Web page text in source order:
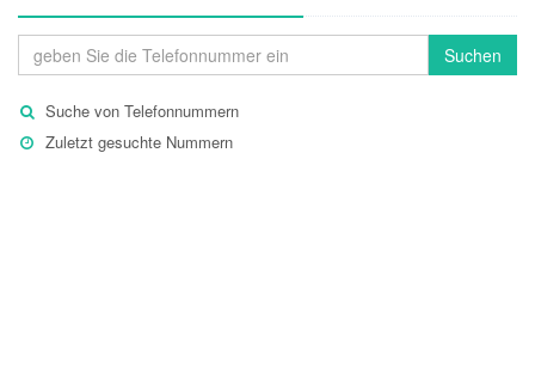
Suchen
Suche von Telefonnummern
Zuletzt gesuchte Nummern